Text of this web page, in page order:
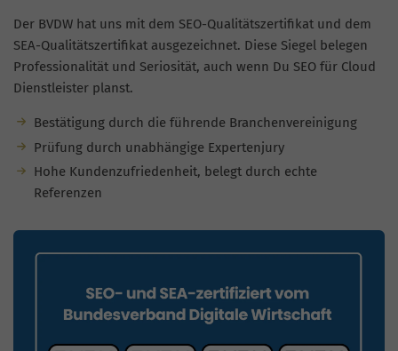
Der BVDW hat uns mit dem SEO-Qualitätszertifikat und dem
SEA-Qualitätszertifikat ausgezeichnet. Diese Siegel belegen
Professionalität und Seriosität, auch wenn Du SEO für Cloud
Dienstleister planst.
Bestätigung durch die führende Branchenvereinigung
Prüfung durch unabhängige Expertenjury
Hohe Kundenzufriedenheit, belegt durch echte
Referenzen